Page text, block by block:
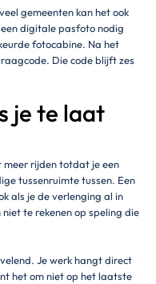
gemeenten kan het ook
digitale pasfoto nodig
fotocabine. Na het
Die code blijft zes
je te laat
meer rijden totdat je een
tussenruimte tussen. Een
als je de verlenging al in
te rekenen op speling die
Je werk hangt direct
het om niet op het laatste